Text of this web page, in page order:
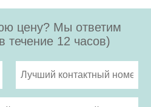
цену? Мы ответим
течение 12 часов)